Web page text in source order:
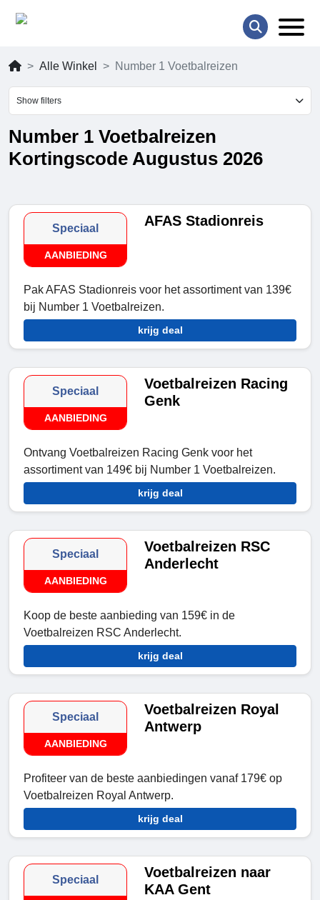
Alle Winkel Number 1 Voetbalreizen
Show filters
Number 1 Voetbalreizen
Kortingscode Augustus 2026
Speciaal
AANBIEDING
AFAS Stadionreis
Pak AFAS Stadionreis voor het assortiment van 139€
bij Number 1 Voetbalreizen.
krijg deal
Speciaal
AANBIEDING
Voetbalreizen Racing
Genk
Ontvang Voetbalreizen Racing Genk voor het
assortiment van 149€ bij Number 1 Voetbalreizen.
krijg deal
Speciaal
AANBIEDING
Voetbalreizen RSC
Anderlecht
Koop de beste aanbieding van 159€ in de
Voetbalreizen RSC Anderlecht.
krijg deal
Speciaal
AANBIEDING
Voetbalreizen Royal
Antwerp
Profiteer van de beste aanbiedingen vanaf 179€ op
Voetbalreizen Royal Antwerp.
krijg deal
Speciaal
Voetbalreizen naar
KAA Gent